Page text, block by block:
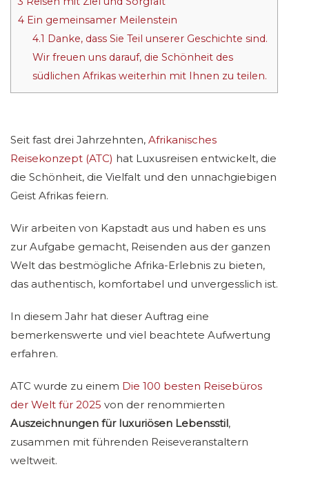
4 Ein gemeinsamer Meilenstein
4.1 Danke, dass Sie Teil unserer Geschichte sind.
Wir freuen uns darauf, die Schönheit des
südlichen Afrikas weiterhin mit Ihnen zu teilen.
Seit fast drei Jahrzehnten, Afrikanisches
Reisekonzept (ATC) hat Luxusreisen entwickelt, die
die Schönheit, die Vielfalt und den unnachgiebigen
Geist Afrikas feiern.
Wir arbeiten von Kapstadt aus und haben es uns
zur Aufgabe gemacht, Reisenden aus der ganzen
Welt das bestmögliche Afrika-Erlebnis zu bieten,
das authentisch, komfortabel und unvergesslich ist.
In diesem Jahr hat dieser Auftrag eine
bemerkenswerte und viel beachtete Aufwertung
erfahren.
ATC wurde zu einem Die 100 besten Reisebüros
der Welt für 2025 von der renommierten
Auszeichnungen für luxuriösen Lebensstil,
zusammen mit führenden Reiseveranstaltern
weltweit.